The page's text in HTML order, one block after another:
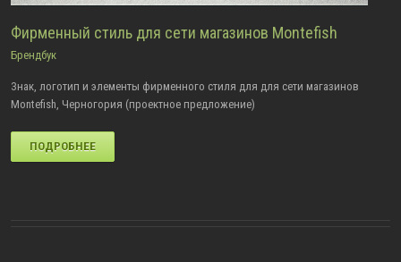
Фирменный стиль для сети магазинов Montefish
Брендбук
Знак, логотип и элементы фирменного стиля для для сети магазинов
Montefish, Черногория (проектное предложение)
ПОДРОБНЕЕ